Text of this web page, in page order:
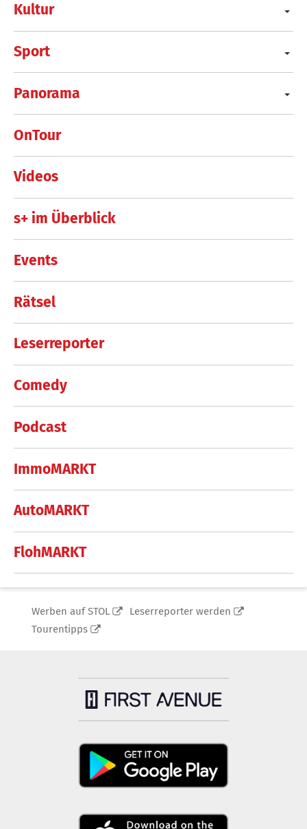
Kultur
Sport
Panorama
OnTour
Videos
s+ im Überblick
Events
Rätsel
Leserreporter
Comedy
Podcast
ImmoMARKT
AutoMARKT
FlohMARKT
Werben auf STOL
Leserreporter werden
Tourentipps